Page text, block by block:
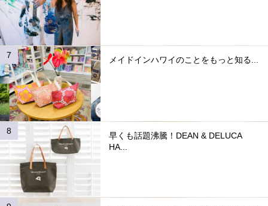
メイドインハワイのことをもっと知る...
早くも話題沸騰！DEAN & DELUCA
HA...